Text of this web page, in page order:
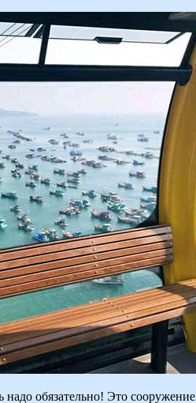
надо обязательно! Это